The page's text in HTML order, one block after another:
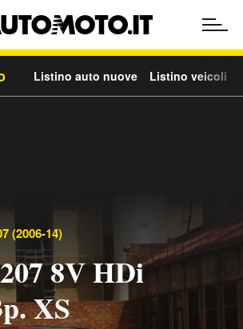
Listino auto nuove Listino veicoli
(2006-14)
8V HDi
XS